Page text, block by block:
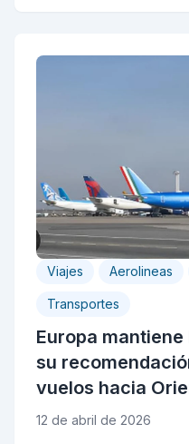
Viajes Aerolineas
Transportes
Europa
su
vuelos hacia
12 de abril de 2026